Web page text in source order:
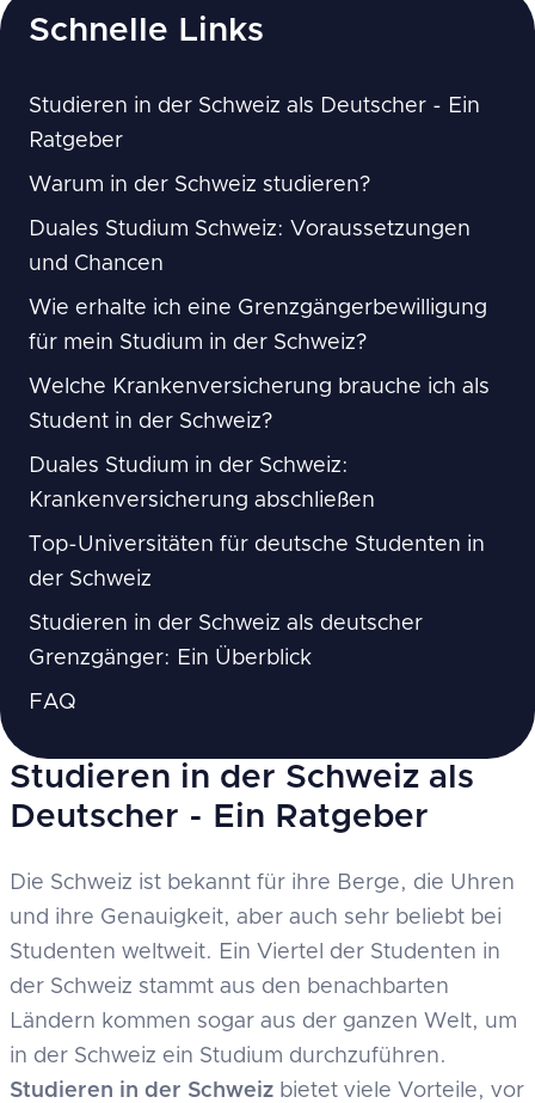
Schnelle Links
Studieren in der Schweiz als Deutscher - Ein
Ratgeber
Warum in der Schweiz studieren?
Duales Studium Schweiz: Voraussetzungen
und Chancen
Wie erhalte ich eine Grenzgängerbewilligung
für mein Studium in der Schweiz?
Welche Krankenversicherung brauche ich als
Student in der Schweiz?
Duales Studium in der Schweiz:
Krankenversicherung abschließen
Top-Universitäten für deutsche Studenten in
der Schweiz
Studieren in der Schweiz als deutscher
Grenzgänger: Ein Überblick
FAQ
Studieren in der Schweiz als
Deutscher - Ein Ratgeber
Die Schweiz ist bekannt für ihre Berge, die Uhren
und ihre Genauigkeit, aber auch sehr beliebt bei
Studenten weltweit. Ein Viertel der Studenten in
der Schweiz stammt aus den benachbarten
Ländern kommen sogar aus der ganzen Welt, um
in der Schweiz ein Studium durchzuführen.
Studieren in der Schweiz bietet viele Vorteile, vor